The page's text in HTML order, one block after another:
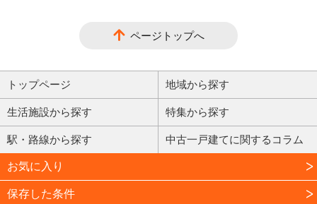
ページトップへ
トップページ 地域から探す
生活施設から探す 特集から探す
駅・路線から探す 中古一戸建てに関するコラム
お気に入り
保存した条件